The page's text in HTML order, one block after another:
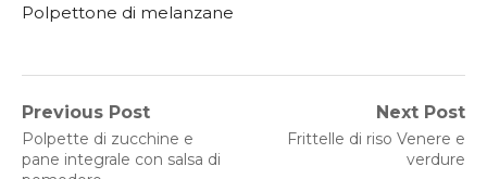
Polpettone di melanzane
Navigazione
articoli
Previous Post
Previous
post:
Polpette di zucchine e
pane integrale con salsa di
Next Post
Next
Frittelle di riso Venere e
verdure